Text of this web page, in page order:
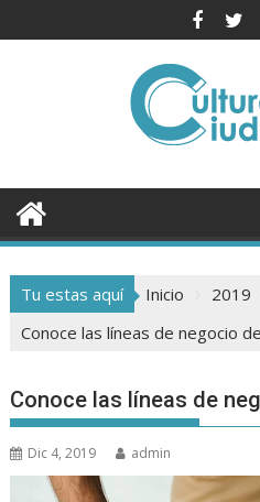
al
Tu estas aquí Inicio 2019
Conoce las líneas de negocio
Conoce las líneas de
Dic 4, 2019 admin